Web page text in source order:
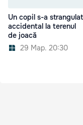
Un copil s-a strangulat
accidental la terenul
de joacă
29 Мар. 20:30